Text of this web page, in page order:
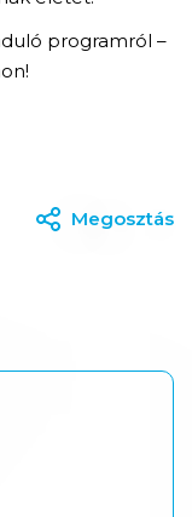
programról –
Megosztás